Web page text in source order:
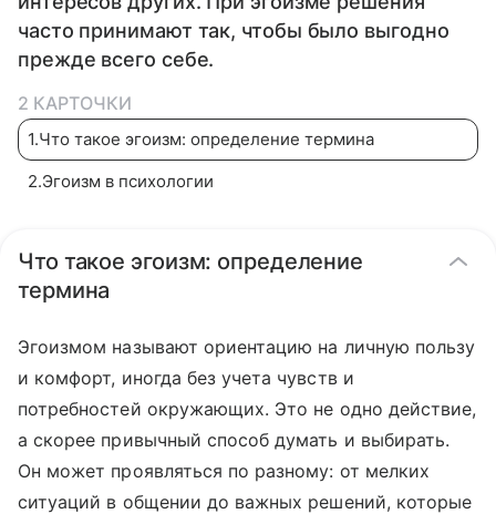
часто принимают так, чтобы было выгодно
прежде всего себе.
2 КАРТОЧКИ
1.Что такое эгоизм: определение термина
2.Эгоизм в психологии
Что такое эгоизм: определение
термина
Эгоизмом называют ориентацию на личную пользу
и комфорт, иногда без учета чувств и
потребностей окружающих. Это не одно действие,
а скорее привычный способ думать и выбирать.
Он может проявляться по разному: от мелких
ситуаций в общении до важных решений, которые